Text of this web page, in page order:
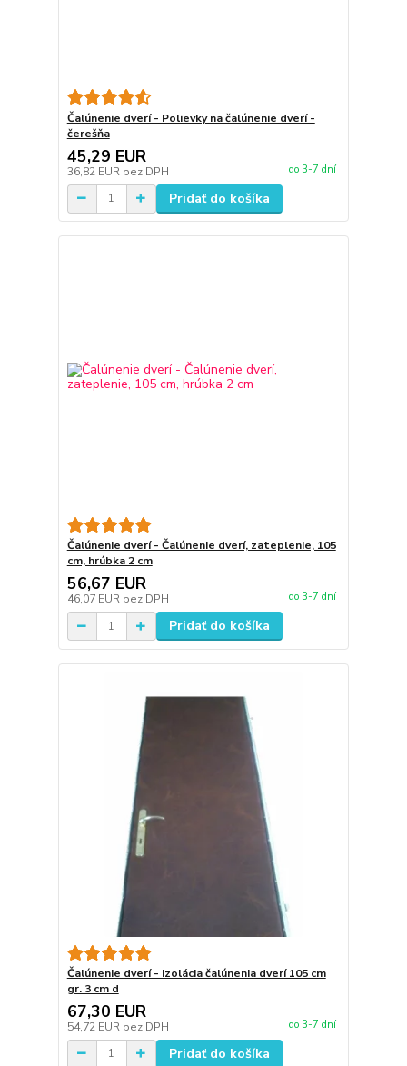
Čalúnenie dverí - Polievky na čalúnenie dverí -
čerešňa
45,29 EUR
36,82 EUR bez DPH do 3-7 dní
Pridať do košíka
Čalúnenie dverí - Čalúnenie dverí, zateplenie, 105
cm, hrúbka 2 cm
56,67 EUR
46,07 EUR bez DPH do 3-7 dní
Pridať do košíka
Čalúnenie dverí - Izolácia čalúnenia dverí 105 cm
gr. 3 cm d
67,30 EUR
54,72 EUR bez DPH do 3-7 dní
Pridať do košíka